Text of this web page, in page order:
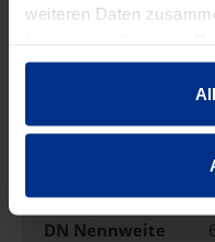
weiteren Daten
gesammelt haben.
DN Nennweite